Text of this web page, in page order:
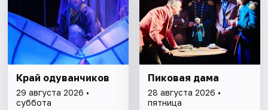
Край одуванчиков
29 августа 2026 •
суббота
Пиковая дама
28 августа 2026 •
пятница